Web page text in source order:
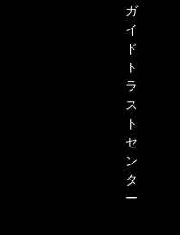
ガ
イ
ド
ト
ラ
ス
ト
セ
ン
タ
ー